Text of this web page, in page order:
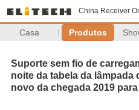
China Receiver
Casa Produtos
Suporte sem fio de
noite da tabela da lâmpada
novo da chegada 2019